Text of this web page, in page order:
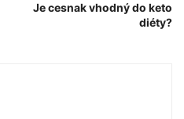
Je cesnak vhodný do keto
diéty?